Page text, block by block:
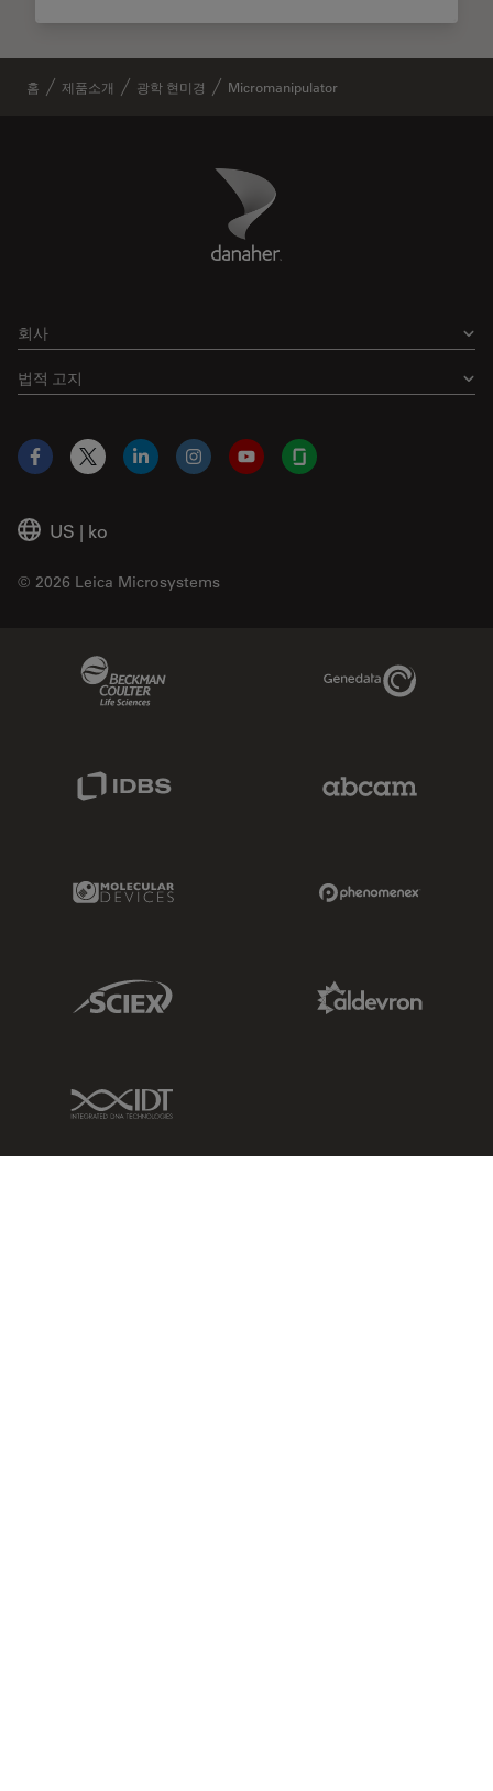
홈 제품소개 광학 현미경 Micromanipulator
Danaher Logo
회사
법적 고지
US | ko
© 2026 Leica Microsystems
Facebook
X LinkedInInstagramYouTubeGlassdoor
Genedata Link
Molecular Devices Link
Sciex Link
IDT Link